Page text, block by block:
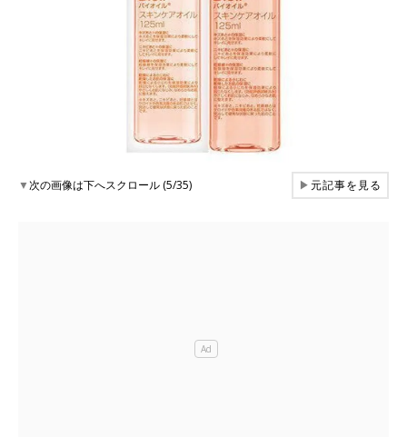
▼次の画像は下へスクロール (5/35) ▶元記事を見る